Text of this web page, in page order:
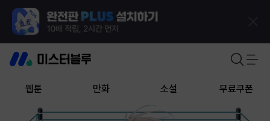
웹툰 만화 소설 무료쿠폰